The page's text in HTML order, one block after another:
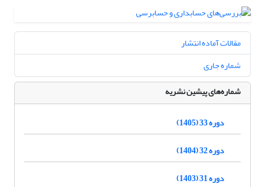
مقالات آماده انتشار
شماره جاری
شماره‌های پیشین نشریه
دوره 33 (1405)
دوره 32 (1404)
دوره 31 (1403)